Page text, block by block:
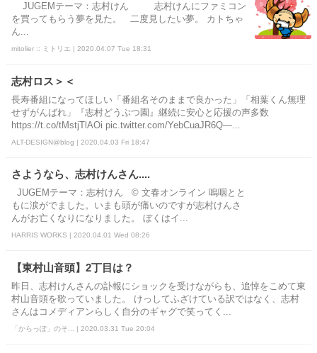
JUGEMテーマ：志村けん 志村けんにファミコン
を買ってもらう夢を見た。 二度見したい夢。 カトちゃ
ん...
mitolier :: ミトリエ | 2020.04.07 Tue 18:31
志村ロス＞＜
長寿番組になってほしい「番組名そのままで良かった」「相葉くん無理
せずがんばれ」『志村どうぶつ園』継続に安心と応援の声多数
https://t.co/tMstjTlAOi pic.twitter.com/YebCuaJR6Q—...
ALT-DESIGN@blog | 2020.04.03 Fri 18:47
さようなら、志村けんさん....
JUGEMテーマ：志村けん © 文春オンライン 嗚咽とと
もに涙がでました。いまも頭が痛いのですが志村けんさ
んがお亡くなりになりました。 ぼくはイ...
HARRIS WORKS | 2020.04.01 Wed 08:26
【東村山音頭】2丁目は？
昨日、志村けんさんの訃報にショックを受けながらも、追悼をこめて東
村山音頭を歌っていました。 けっしてふざけている訳ではなく、志村
さんはコメディアンらしく自分のギャグで笑ってく...
「からっぽ」のそ... | 2020.03.31 Tue 20:04